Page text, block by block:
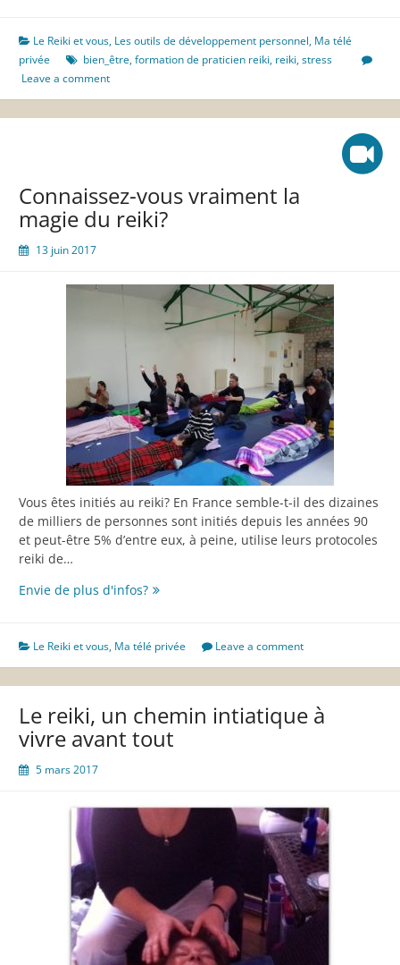
en
image
Le Reiki et vous, Les outils de développement personnel, Ma télé
privée
bien_être,formation de praticien reiki, reiki,stress
Leave a comment
Connaissez-vous vraiment la
magie du reiki?
13 juin 2017
Vous êtes initiés au reiki? En France semble-t-il des dizaines
de milliers de personnes sont initiés depuis les années 90
et peut-être 5% d’entre eux, à peine, utilise leurs protocoles
reiki de…
Envie de plus d'infos?Connaissez-
la
magie
du
Le Reiki et vous, Ma télé privée Leave a comment
Le reiki, un chemin intiatique à
vivre avant tout
5 mars 2017